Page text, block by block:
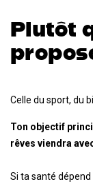
Plutôt
Celle du sport, du
Ton objectif
rêves viendra
Si ta santé